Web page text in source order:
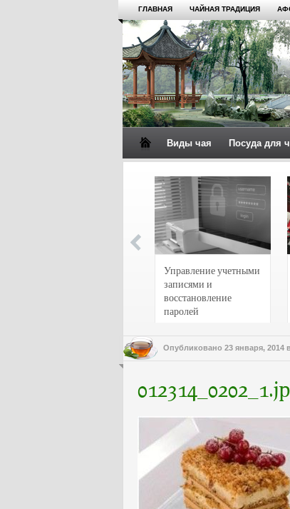
ГЛАВНАЯ ЧАЙНАЯ ТРАДИЦИЯ
Виды чая Посуда для
Управление учетными
записями и
восстановление
паролей
Опубликовано 23 января, 2014 в